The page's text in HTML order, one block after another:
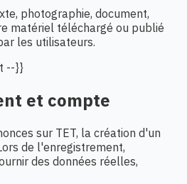
photographie, document,
matériel téléchargé ou publié
les utilisateurs.
--}}
et compte
sur TET, la création d'un
de l'enregistrement,
des données réelles,